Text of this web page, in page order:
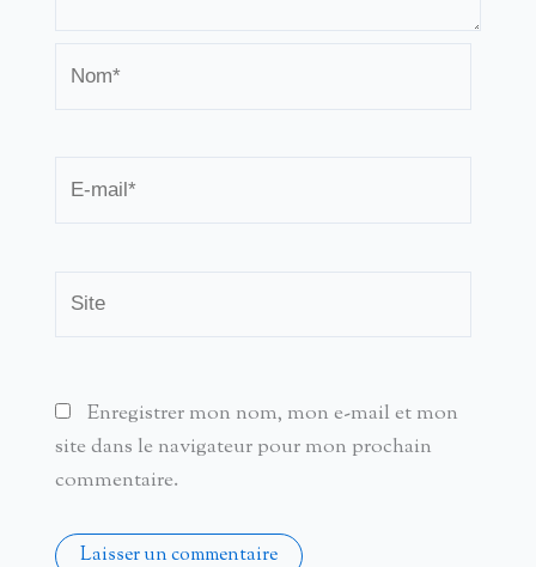
mail*
Enregistrer mon nom, mon e-mail et mon
site dans le navigateur pour mon prochain
commentaire.